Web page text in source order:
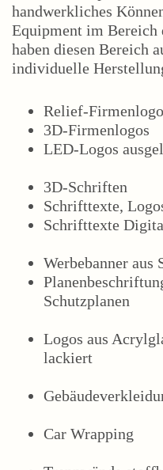
handwerkliches
Equipment im Bereich
haben diesen Bereich
individuelle
Relief-
3D-Firmenlogos
LED-Logos
3D-Schriften
Schrifttexte,
Schrifttexte
Werbebanner aus
Schutzplanen
Logos aus
lackiert
Car Wrapping